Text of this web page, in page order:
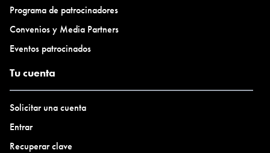
Programa de patrocinadores
Convenios y Media Partners
Eventos patrocinados
Tu cuenta
Solicitar una cuenta
Entrar
Recuperar clave